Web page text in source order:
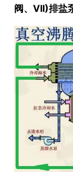
阀、VII)排盐